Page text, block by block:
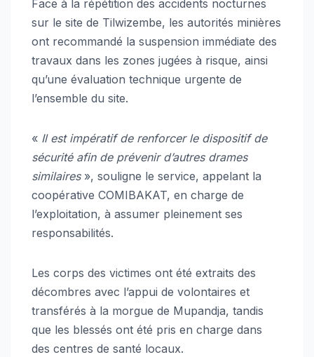
Face à la répétition des accidents nocturnes
sur le site de Tilwizembe, les autorités minières
ont recommandé la suspension immédiate des
travaux dans les zones jugées à risque, ainsi
qu’une évaluation technique urgente de
l’ensemble du site.
« Il est impératif de renforcer le dispositif de
sécurité afin de prévenir d’autres drames
similaires», souligne le service, appelant la
coopérative COMIBAKAT, en charge de
l’exploitation, à assumer pleinement ses
responsabilités.
Les corps des victimes ont été extraits des
décombres avec l’appui de volontaires et
transférés à la morgue de Mupandja, tandis
que les blessés ont été pris en charge dans
des centres de santé locaux.